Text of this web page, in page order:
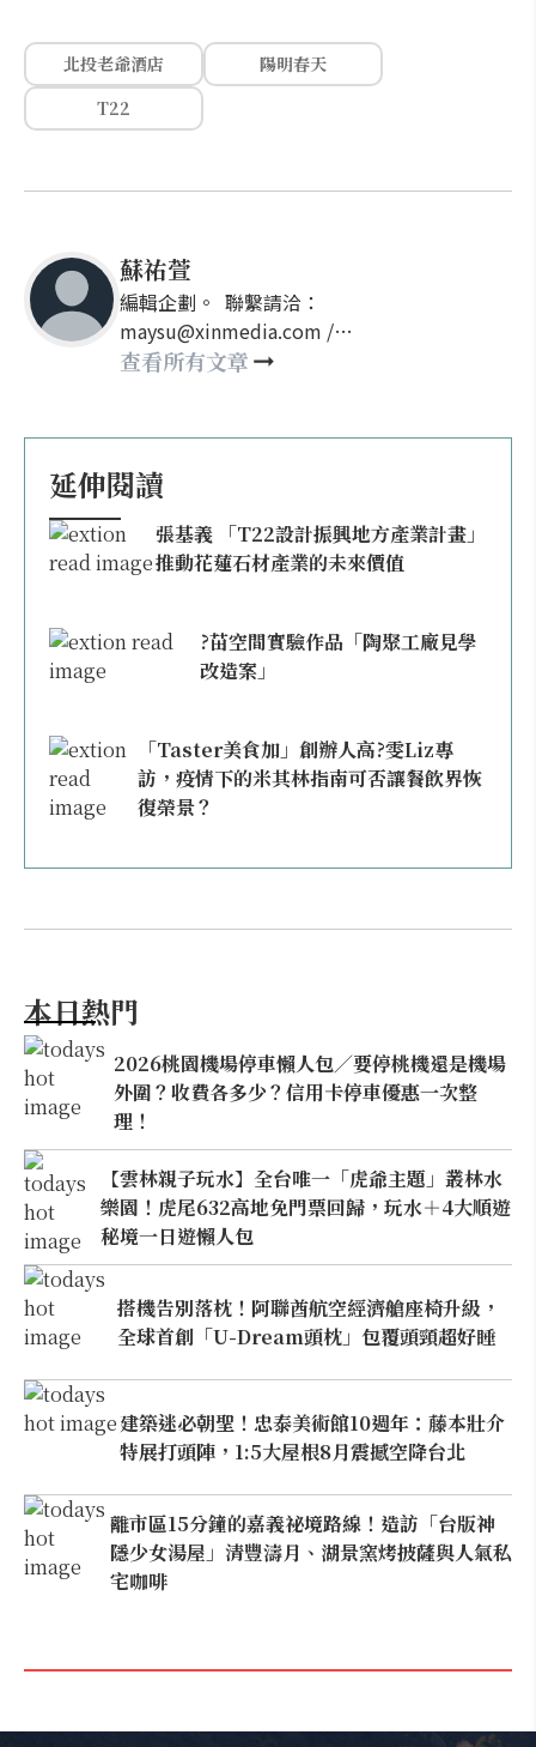
北投老爺酒店
陽明春天
T22
蘇祐萱
編輯企劃。 聯繫請洽：
maysu@xinmedia.com /
may860527@gmail.com
查看所有文章
延伸閱讀
張基義 「T22設計振興地方產業計畫」
推動花蓮石材產業的未來價值
?苗空間實驗作品「陶聚工廠見學
改造案」
「Taster美食加」創辦人高?雯Liz專
訪，疫情下的米其林指南可否讓餐飲界恢
復榮景？
本日熱門
2026桃園機場停車懶人包／要停桃機還是機場
外圍？收費各多少？信用卡停車優惠一次整
理！
【雲林親子玩水】全台唯一「虎爺主題」叢林水
樂園！虎尾632高地免門票回歸，玩水＋4大順遊
秘境一日遊懶人包
搭機告別落枕！阿聯酋航空經濟艙座椅升級，
全球首創「U-Dream頭枕」包覆頭頸超好睡
建築迷必朝聖！忠泰美術館10週年：藤本壯介
特展打頭陣，1:5大屋根8月震撼空降台北
離市區15分鐘的嘉義祕境路線！造訪「台版神
隱少女湯屋」清豐濤月、湖景窯烤披薩與人氣私
宅咖啡